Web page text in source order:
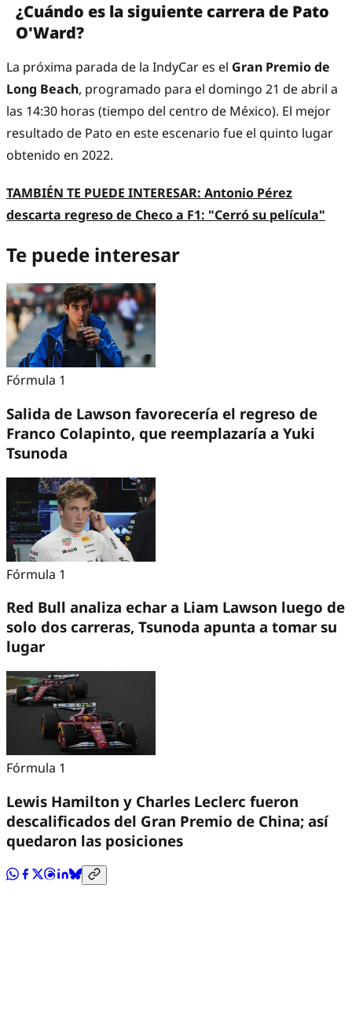
¿Cuándo es la siguiente carrera de Pato
O'Ward?
La próxima parada de la IndyCar es el Gran Premio de
Long Beach, programado para el domingo 21 de abril a
las 14:30 horas (tiempo del centro de México). El mejor
resultado de Pato en este escenario fue el quinto lugar
obtenido en 2022.
TAMBIÉN TE PUEDE INTERESAR: Antonio Pérez
descarta regreso de Checo a F1: "Cerró su película"
Te puede interesar
Fórmula 1
Salida de Lawson favorecería el regreso de
Franco Colapinto, que reemplazaría a Yuki
Tsunoda
Fórmula 1
Red Bull analiza echar a Liam Lawson luego de
solo dos carreras, Tsunoda apunta a tomar su
lugar
Fórmula 1
Lewis Hamilton y Charles Leclerc fueron
descalificados del Gran Premio de China; así
quedaron las posiciones